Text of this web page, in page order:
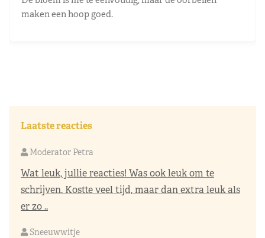
maken een hoop goed.
Laatste reacties
Moderator Petra
Wat leuk, jullie reacties! Was ook leuk om te
schrijven. Kostte veel tijd, maar dan extra leuk als
er zo ..
Sneeuwwitje